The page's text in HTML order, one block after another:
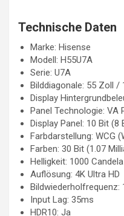
Technische Daten
Marke: Hisense
Modell: H55U7A
Serie: U7A
Bilddiagonale: 55 Zoll /
Display
Panel Technologie: VA
Display Panel: 10 Bit (8
Farbdarstellung: WCG
Farben: 30 Bit (1.07
Helligkeit: 1000
Auflösung: 4K Ultra HD
Bildwiederholfrequenz:
Input Lag: 35ms
HDR10: Ja